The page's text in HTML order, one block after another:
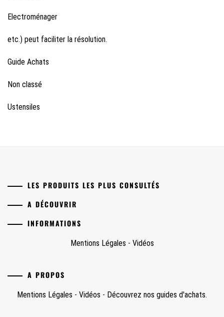
Electroménager
etc.) peut faciliter la résolution.
Guide Achats
Non classé
Ustensiles
LES PRODUITS LES PLUS CONSULTÉS
A DÉCOUVRIR
INFORMATIONS
Mentions Légales - Vidéos
A PROPOS
Mentions Légales - Vidéos - Découvrez nos guides d'achats.